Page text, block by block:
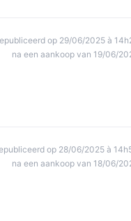
op 29/06/2025 à
na een aankoop van 19/06/
op 28/06/2025 à
na een aankoop van 18/06/